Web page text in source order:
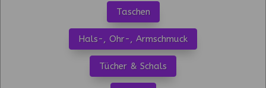
Taschen
Hals-, Ohr-, Armschmuck
Tücher & Schals